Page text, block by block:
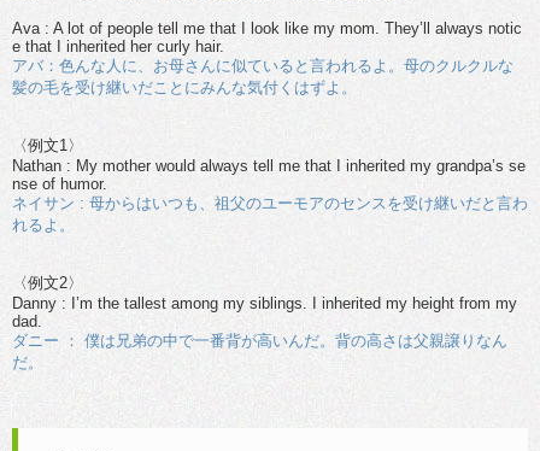
Ava : A lot of people tell me that I look like my mom. They’ll always notic
e that I inherited her curly hair.
アバ：色んな人に、お母さんに似ていると言われるよ。母のクルクルな
髪の毛を受け継いだことにみんな気付くはずよ。
〈例文1〉
Nathan : My mother would always tell me that I inherited my grandpa’s se
nse of humor.
ネイサン : 母からはいつも、祖父のユーモアのセンスを受け継いだと言わ
れるよ。
〈例文2〉
Danny : I’m the tallest among my siblings. I inherited my height from my
dad.
ダニー ： 僕は兄弟の中で一番背が高いんだ。背の高さは父親譲りなん
だ。